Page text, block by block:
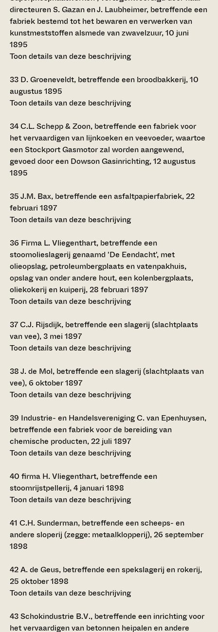
directeuren S. Gazan en J. Laubheimer, betreffende een
fabriek bestemd tot het bewaren en verwerken van
kunstmeststoffen alsmede van zwavelzuur, 10 juni
1895
Toon details van deze beschrijving
33 D. Groeneveldt, betreffende een broodbakkerij, 10
augustus 1895
Toon details van deze beschrijving
34C.L. Schepp & Zoon, betreffende een fabriek voor
het vervaardigen van lijnkoeken en veevoeder, waartoe
een Stockport Gasmotor zal worden aangewend,
gevoed door een Dowson Gasinrichting, 12 augustus
1895
35J.M. Bax, betreffende een asfaltpapierfabriek, 22
februari 1897
Toon details van deze beschrijving
36 Firma L. Vliegenthart, betreffende een
stoomolieslagerij genaamd 'De Eendacht', met
olieopslag, petroleumbergplaats en vatenpakhuis,
opslag van onder andere hout, een kolenbergplaats,
oliekokerij en kuiperij, 28 februari 1897
Toon details van deze beschrijving
37C.J. Rijsdijk, betreffende een slagerij (slachtplaats
van vee), 3 mei 1897
Toon details van deze beschrijving
38J. de Mol, betreffende een slagerij (slachtplaats van
vee), 6 oktober 1897
Toon details van deze beschrijving
39 Industrie- en Handelsvereniging C. van Epenhuysen,
betreffende een fabriek voor de bereiding van
chemische producten, 22 juli 1897
Toon details van deze beschrijving
40 firma H. Vliegenthart, betreffende een
stoomrijstpellerij, 4 januari 1898
Toon details van deze beschrijving
41 C.H. Sunderman, betreffende een scheeps- en
andere sloperij (zegge: metaalklopperij), 26 september
1898
42A. de Geus, betreffende een spekslagerij en rokerij,
25 oktober 1898
Toon details van deze beschrijving
43Schokindustrie B.V., betreffende een inrichting voor
het vervaardigen van betonnen heipalen en andere